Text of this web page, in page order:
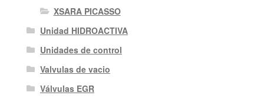
XSARA PICASSO
Unidad HIDROACTIVA
Unidades de control
Valvulas de vacio
Válvulas EGR